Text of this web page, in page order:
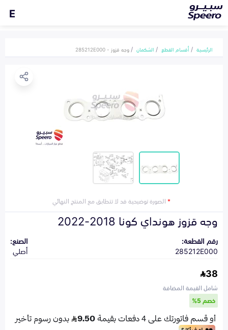
E
الرئيسية أقسام القطع الشكمان وجه قزوز - 285212E000
*الصورة توضيحية قد لا تتطابق مع المنتج النهائي
وجه قزوز هونداي كونا 2018-2022
رقم القطعة:
285212E000
الصنع:
أصلي
38
شامل القيمة المضافة
خصم 5%